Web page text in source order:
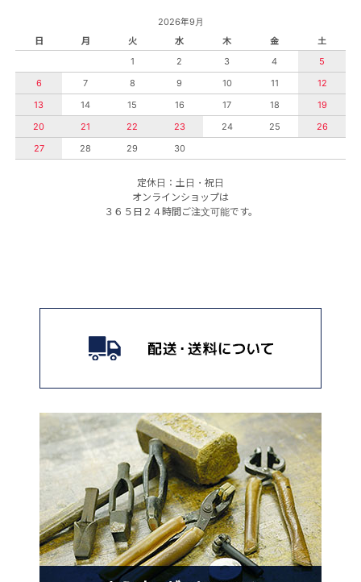
2026年9月
日
月 火 水 木 金
土
1
2 3 4
5
6
7 8 9 10 11
12
13
14 15 16 17 18
19
20
21 22 23 24 25
26
27
28 29 30
定休日：土日・祝日
オンラインショップは
３６５日２４時間ご注文可能です。